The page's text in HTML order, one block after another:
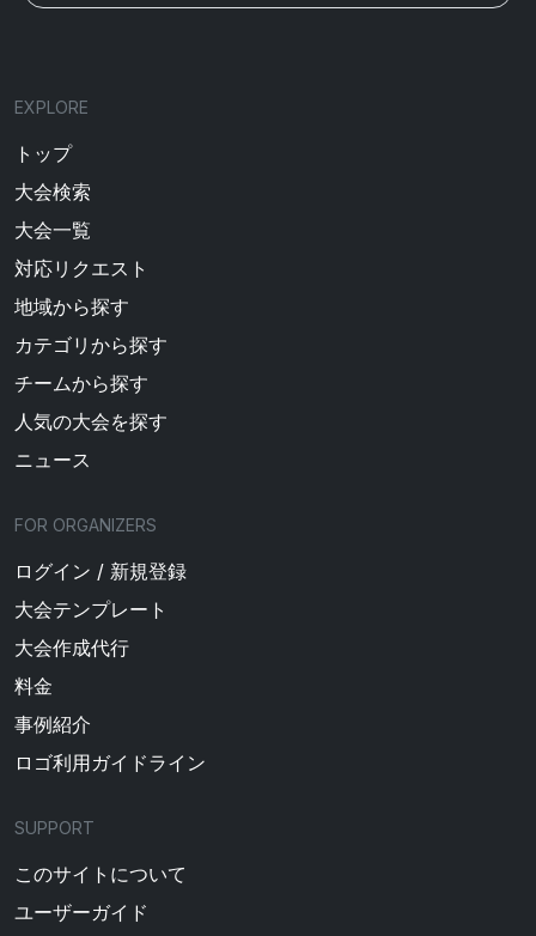
EXPLORE
トップ
大会検索
大会一覧
対応リクエスト
地域から探す
カテゴリから探す
チームから探す
人気の大会を探す
ニュース
FOR ORGANIZERS
ログイン / 新規登録
大会テンプレート
大会作成代行
料金
事例紹介
ロゴ利用ガイドライン
SUPPORT
このサイトについて
ユーザーガイド